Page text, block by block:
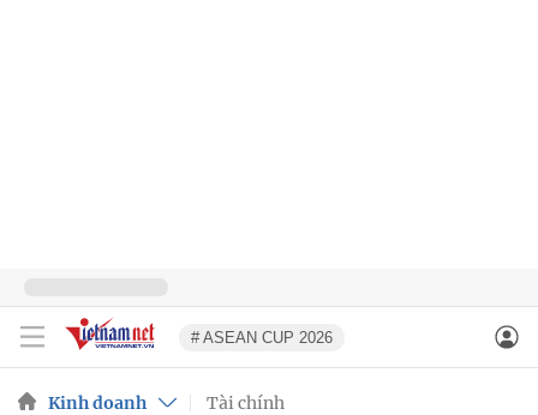
# ASEAN CUP 2026
Kinh doanh Tài chính